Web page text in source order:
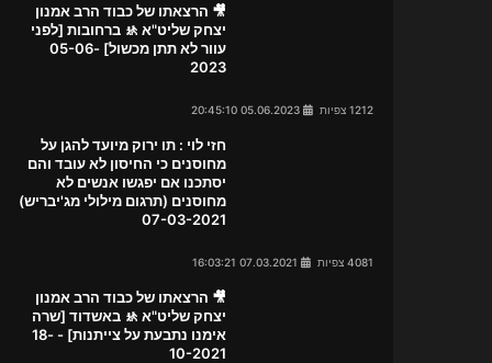
🎥 הרצאתו של כבוד הרב אמנון
יצחק שליט"א 🚸 ברחובות [לפני
עוור לא תתן מכשול] 05-06-
2023
1212 צפיות
חזי לוי : תו ירוק מיועד להגן על
מחוסנים כי החיסון לא עובד והם
יסתכנו אם יפגשו אנשים לא
מחוסנים (תרגום מילולי מג'יבריש)
07-03-2021
4081 צפיות
🎥 הרצאתו של כבוד הרב אמנון
יצחק שליט"א 🚸 באשדוד [שרה
אימנו נתבעת על צייתנות] - 18-
10-2021